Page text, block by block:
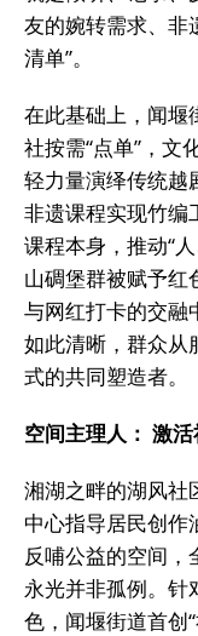
友的婉转需求、非
清单”。
在此基础上，闻堰
社按需“点单”，文
轻力量演绎传统越
非遗课程实现竹编
课程本身，推动“
山碉堡群被赋予红
与网红打卡的交融
如此清晰，群众从
式的共同塑造者。
空间主理人： 激
湘湖之畔的湖风社
中心指导居民创作
反哺公益的空间
永光并非孤例。针
色，闻堰街道首创